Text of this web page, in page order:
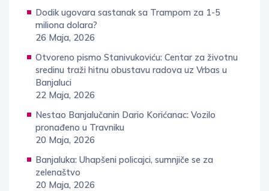
Dodik ugovara sastanak sa Trampom za 1-5
miliona dolara?
26 Maja, 2026
Otvoreno pismo Stanivukoviću: Centar za životnu
sredinu traži hitnu obustavu radova uz Vrbas u
Banjaluci
22 Maja, 2026
Nestao Banjalučanin Dario Korićanac: Vozilo
pronađeno u Travniku
20 Maja, 2026
Banjaluka: Uhapšeni policajci, sumnjiče se za
zelenaštvo
20 Maja, 2026